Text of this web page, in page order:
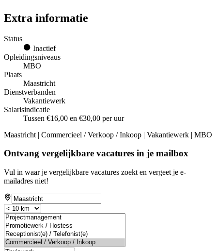
Extra informatie
Status
Inactief
Opleidingsniveaus
MBO
Plaats
Maastricht
Dienstverbanden
Vakantiewerk
Salarisindicatie
Tussen €16,00 en €30,00 per uur
Maastricht | Commercieel / Verkoop / Inkoop | Vakantiewerk | MBO
Ontvang vergelijkbare vacatures in je mailbox
Vul in waar je vergelijkbare vacatures zoekt en vergeet je e-
mailadres niet!